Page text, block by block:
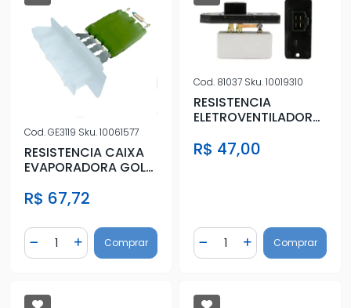
Cod.GE3119 Sku.10061577
RESISTENCIA CAIXA
EVAPORADORA GOL
R$ 67,72
Diminuir Quantidade
Quantidade
Adicionar Quantidade
Comprar
Cod. 81037 Sku.10019310
RESISTENCIA
ELETROVENTILADOR
SPORT 2002 A
R$ 47,00
Diminuir Quantidade
Quantidade
AdicionarComprar